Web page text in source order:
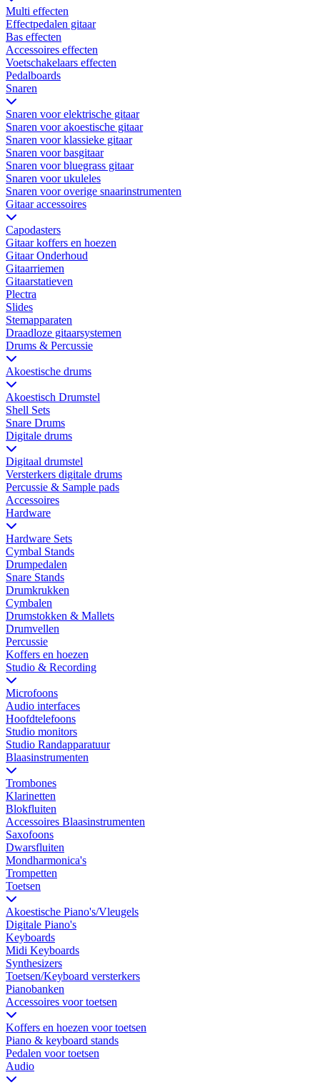
Multi effecten
Effectpedalen gitaar
Bas effecten
Accessoires effecten
Voetschakelaars effecten
Pedalboards
Snaren
Snaren voor elektrische gitaar
Snaren voor akoestische gitaar
Snaren voor klassieke gitaar
Snaren voor basgitaar
Snaren voor bluegrass gitaar
Snaren voor ukuleles
Snaren voor overige snaarinstrumenten
Gitaar accessoires
Capodasters
Gitaar koffers en hoezen
Gitaar Onderhoud
Gitaarriemen
Gitaarstatieven
Plectra
Slides
Stemapparaten
Draadloze gitaarsystemen
Drums & Percussie
Akoestische drums
Akoestisch Drumstel
Shell Sets
Snare Drums
Digitale drums
Digitaal drumstel
Versterkers digitale drums
Percussie & Sample pads
Accessoires
Hardware
Hardware Sets
Cymbal Stands
Drumpedalen
Snare Stands
Drumkrukken
Cymbalen
Drumstokken & Mallets
Drumvellen
Percussie
Koffers en hoezen
Studio & Recording
Microfoons
Audio interfaces
Hoofdtelefoons
Studio monitors
Studio Randapparatuur
Blaasinstrumenten
Trombones
Klarinetten
Blokfluiten
Accessoires Blaasinstrumenten
Saxofoons
Dwarsfluiten
Mondharmonica's
Trompetten
Toetsen
Akoestische Piano's/Vleugels
Digitale Piano's
Keyboards
Midi Keyboards
Synthesizers
Toetsen/Keyboard versterkers
Pianobanken
Accessoires voor toetsen
Koffers en hoezen voor toetsen
Piano & keyboard stands
Pedalen voor toetsen
Audio